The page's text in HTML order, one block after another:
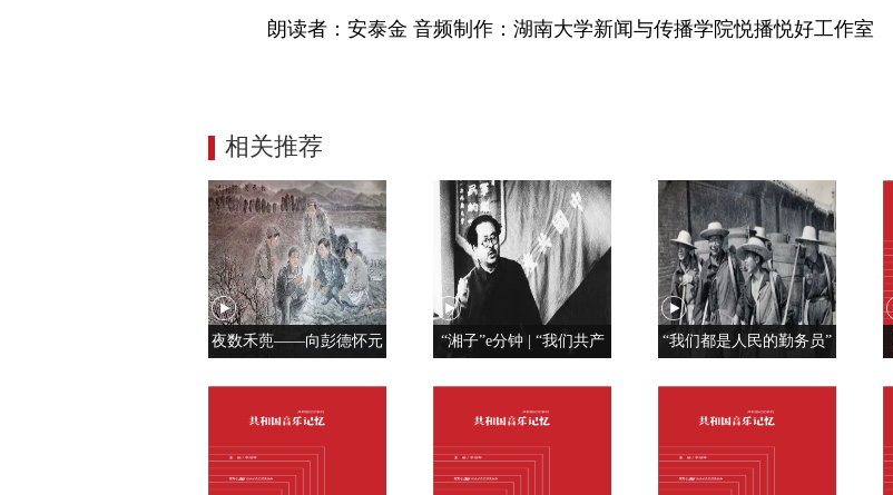
朗读者：安泰金 音频制作：湖南大学新闻与传播学院悦播悦好工作室
相关推荐
夜数禾蔸——向彭德怀元
“湘子”e分钟 | “我们共产
“我们都是人民的勤务员”